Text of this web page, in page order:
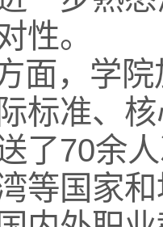
性。
面，学
标准、
了70余
等国家